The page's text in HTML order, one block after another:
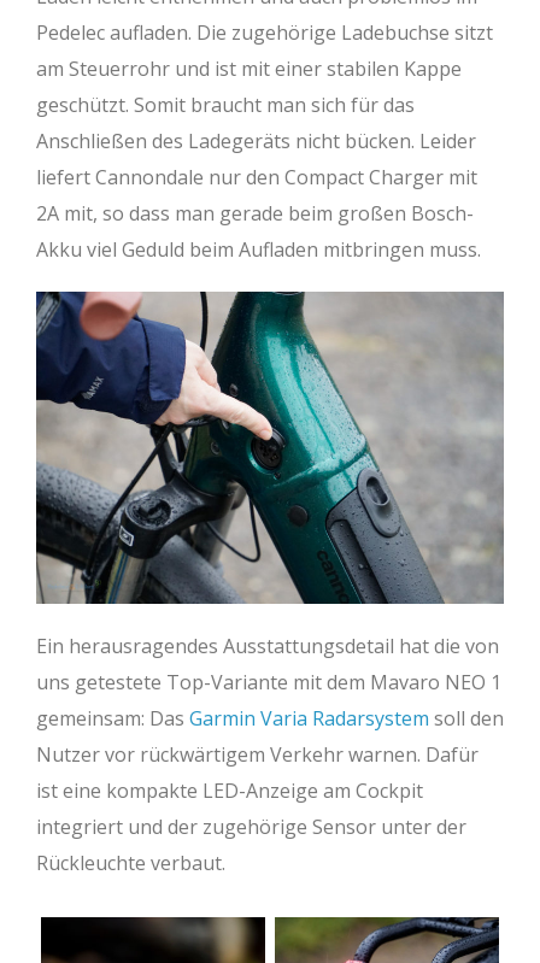
Pedelec aufladen. Die zugehörige Ladebuchse sitzt
am Steuerrohr und ist mit einer stabilen Kappe
geschützt. Somit braucht man sich für das
Anschließen des Ladegeräts nicht bücken. Leider
liefert Cannondale nur den Compact Charger mit
2A mit, so dass man gerade beim großen Bosch-
Akku viel Geduld beim Aufladen mitbringen muss.
Ein herausragendes Ausstattungsdetail hat die von
uns getestete Top-Variante mit dem Mavaro NEO 1
gemeinsam: Das Garmin Varia Radarsystem soll den
Nutzer vor rückwärtigem Verkehr warnen. Dafür
ist eine kompakte LED-Anzeige am Cockpit
integriert und der zugehörige Sensor unter der
Rückleuchte verbaut.